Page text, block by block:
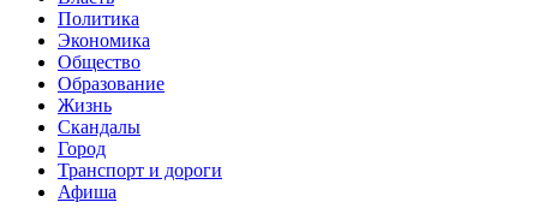
Политика
Экономика
Общество
Образование
Жизнь
Скандалы
Город
Транспорт и дороги
Афиша